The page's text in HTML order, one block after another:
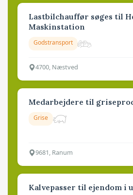
Lastbilchauffør søges til
Maskinstation
Godstransport
4700, Næstved
Medarbejdere til
Grise
9681, Ranum
Kalvepasser til ejendom i